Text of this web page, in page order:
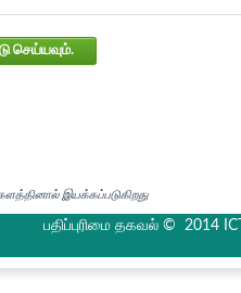
கணினிமூலமாக ஒதுக்கீடு செய்யவும்.
இயக்கப்படுகிறது
பதிப்புரிமை தகவல் © 2014